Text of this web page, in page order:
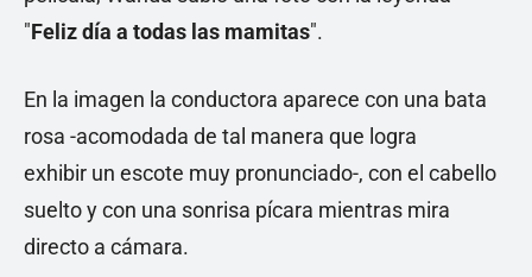
"Feliz día a todas las mamitas".
En la imagen la conductora aparece con una bata
rosa -acomodada de tal manera que logra
exhibir un escote muy pronunciado-, con el cabello
suelto y con una sonrisa pícara mientras mira
directo a cámara.